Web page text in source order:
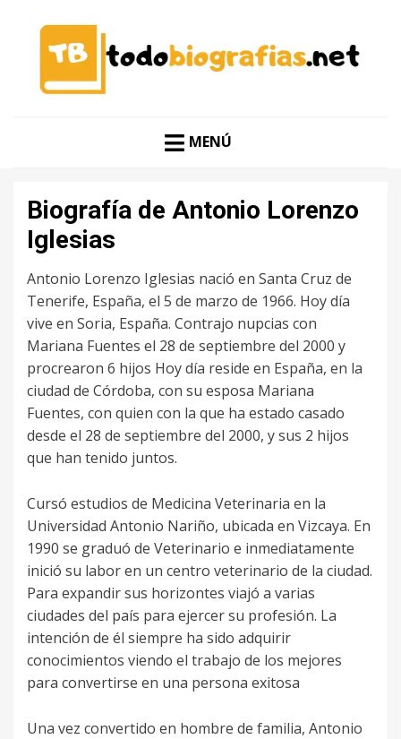
TODO BIOGRAFÍAS
MENÚ
Biografía de Antonio Lorenzo
Iglesias
Antonio Lorenzo Iglesias nació en Santa Cruz de
Tenerife, España, el 5 de marzo de 1966. Hoy día
vive en Soria, España. Contrajo nupcias con
Mariana Fuentes el 28 de septiembre del 2000 y
procrearon 6 hijos Hoy día reside en España, en la
ciudad de Córdoba, con su esposa Mariana
Fuentes, con quien con la que ha estado casado
desde el 28 de septiembre del 2000, y sus 2 hijos
que han tenido juntos.
Cursó estudios de Medicina Veterinaria en la
Universidad Antonio Nariño, ubicada en Vizcaya. En
1990 se graduó de Veterinario e inmediatamente
inició su labor en un centro veterinario de la ciudad.
Para expandir sus horizontes viajó a varias
ciudades del país para ejercer su profesión. La
intención de él siempre ha sido adquirir
conocimientos viendo el trabajo de los mejores
para convertirse en una persona exitosa
Una vez convertido en hombre de familia, Antonio